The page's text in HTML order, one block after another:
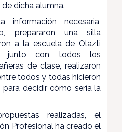
dicha alumna.
necesaria,
prepararon una silla
a la escuela de Olazti
junto con todos los
de clase, realizaron
todos y todas hicieron
decidir cómo sería la
realizadas, el
Profesional ha creado el